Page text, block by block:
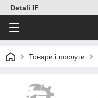
Detali IF
Товари і послуги